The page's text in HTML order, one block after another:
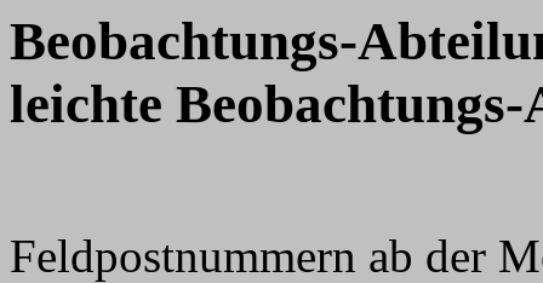
Beobachtungs-
leichte
Feldpostnummern ab der